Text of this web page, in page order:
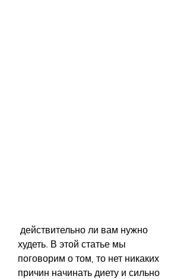
худеть. В этой статье мы
поговорим о том, то нет никаких
причин начинать диету и сильно